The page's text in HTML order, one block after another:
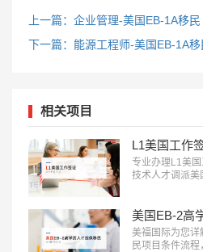
上一篇：企业管理-美国EB-1A移民
下一篇：能源工程师-美国EB-1A移
相关项目
L1美国工作
专业办理L1美
技术人才调派美
职业之旅！…
美国EB-2高
美福国际为您
民项目条件流程